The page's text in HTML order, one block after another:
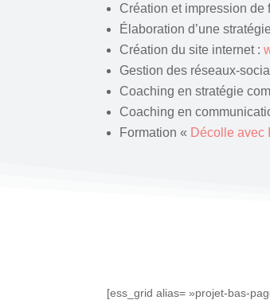
Création et impression
Élaboration d’une
Création du site internet :
Gestion des réseaux-
Coaching en stratégie
Coaching en
Formation « Décolle avec
[ess_grid alias= »projet-bas-